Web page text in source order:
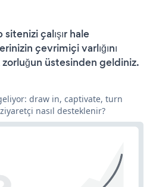
çalışır hale
çevrimiçi varlığını
üstesinden geldiniz.
draw in, captivate, turn
nasıl desteklenir?